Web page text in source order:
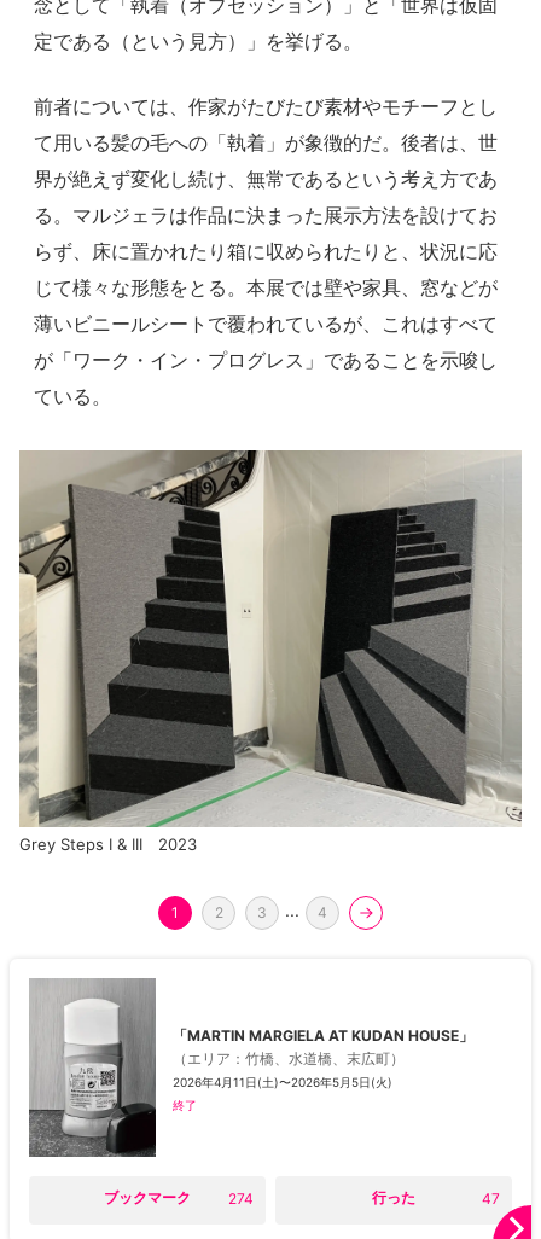
定である（という見方）」を挙げる。
前者については、作家がたびたび素材やモチーフとし
て用いる髪の毛への「執着」が象徴的だ。後者は、世
界が絶えず変化し続け、無常であるという考え方であ
る。マルジェラは作品に決まった展示方法を設けてお
らず、床に置かれたり箱に収められたりと、状況に応
じて様々な形態をとる。本展では壁や家具、窓などが
薄いビニールシートで覆われているが、これはすべて
が「ワーク・イン・プログレス」であることを示唆し
ている。
Grey Steps I & III 2023
1 2 3 ... 4
「MARTIN MARGIELA AT KUDAN HOUSE」
（ エリア ：竹橋、水道橋、末広町）
2026年4月11日(土)〜2026年5月5日(火)
終了
ブックマーク 274 行った 47